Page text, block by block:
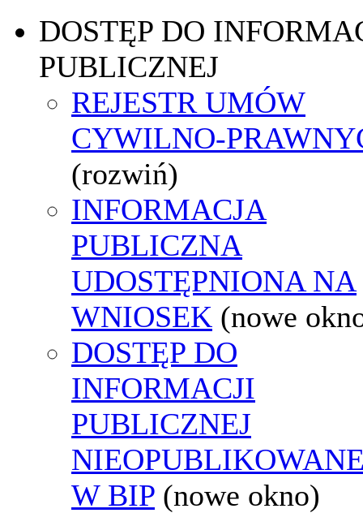
DOSTĘP DO
PUBLICZNEJ
REJESTR UMÓW
CYWILNO-
(rozwiń)
INFORMACJA
PUBLICZNA
UDOSTĘPNIONA NA
WNIOSEK (nowe
DOSTĘP DO
INFORMACJI
PUBLICZNEJ
W BIP (nowe okno)